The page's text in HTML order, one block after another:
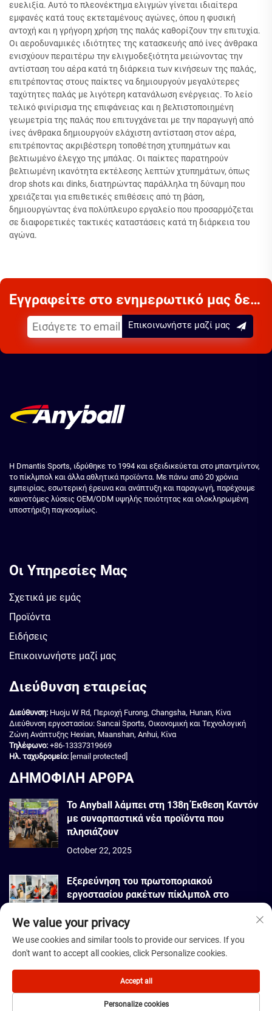
ευελιξία. Αυτό το πλεονέκτημα ελιγμών γίνεται ιδιαίτερα
εμφανές κατά τους εκτεταμένους αγώνες, όπου η φυσική
αντοχή και η γρήγορη χρήση της παλάς καθορίζουν την επιτυχία.
Οι αεροδυναμικές ιδιότητες της κατασκευής από ίνες άνθρακα
ενισχύουν περαιτέρω την ελιγμοδεξιότητα μειώνοντας την
αντίσταση του αέρα κατά τη διάρκεια των κινήσεων της παλάς,
επιτρέποντας στους παίκτες να δημιουργούν μεγαλύτερες
ταχύτητες παλάς με λιγότερη κατανάλωση ενέργειας. Το λείο
τελικό φινίρισμα της επιφάνειας και η βελτιστοποιημένη
γεωμετρία της παλάς που επιτυγχάνεται με την παραγωγή από
ίνες άνθρακα δημιουργούν ελάχιστη αντίσταση στον αέρα,
επιτρέποντας ακριβέστερη τοποθέτηση χτυπημάτων και
βελτιωμένο έλεγχο της μπάλας. Οι παίκτες παρατηρούν
βελτιωμένη ικανότητα εκτέλεσης λεπτών χτυπημάτων, όπως
drop shots και dinks, διατηρώντας παράλληλα τη δύναμη που
χρειάζεται για επιθετικές επιθέσεις από τη βάση,
δημιουργώντας ένα πολύπλευρο εργαλείο που προσαρμόζεται
σε διαφορετικές τακτικές καταστάσεις κατά τη διάρκεια του
αγώνα.
Εγγραφείτε στο ενημερωτικό μας δελτίο
Επικοινωνήστε μαζί μας
Η Dmantis Sports, ιδρύθηκε το 1994 και εξειδικεύεται στο μπαντμίντον,
το πίκλμπολ και άλλα αθλητικά προϊόντα. Με πάνω από 20 χρόνια
εμπειρίας, εσωτερική έρευνα και ανάπτυξη και παραγωγή, παρέχουμε
καινοτόμες λύσεις OEM/ODM υψηλής ποιότητας και ολοκληρωμένη
υποστήριξη παγκοσμίως.
Οι Υπηρεσίες Μας
Σχετικά με εμάς
Προϊόντα
Ειδήσεις
Επικοινωνήστε μαζί μας
Διεύθυνση εταιρείας
Διεύθυνση: Huoju W Rd, Περιοχή Furong, Changsha, Hunan, Κίνα
Διεύθυνση εργοστασίου: Sancai Sports, Οικονομική και Τεχνολογική
Ζώνη Ανάπτυξης Hexian, Maanshan, Anhui, Κίνα
Τηλέφωνο: +86-13337319669
Ηλ. ταχυδρομείο: [email protected]
ΔΗΜΟΦΙΛΗ ΑΡΘΡΑ
Το Anyball λάμπει στη 138η Έκθεση Καντόν
με συναρπαστικά νέα προϊόντα που
πλησιάζουν
October 22, 2025
Εξερεύνηση του πρωτοποριακού
εργοστασίου ρακέτων πίκλμπολ στο
September 22, 2025
Πνευματικά δικαιώματα © 2026 Dmantis Sports Goods Co., Ltd. Πεκίνο
Με κάθε επιφύλαξη. - Πολιτική απορρήτου
We value your privacy
We use cookies and similar tools to provide our services. If you
don't want to accept all cookies, click Personalize cookies.
Personalize cookies
Accept all